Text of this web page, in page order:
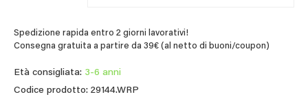
Spedizione rapida entro 2 giorni lavorativi!
Consegna gratuita a partire da 39€ (al netto di buoni/coupon)
Età consigliata: 3-6 anni
Codice prodotto: 29144.WRP